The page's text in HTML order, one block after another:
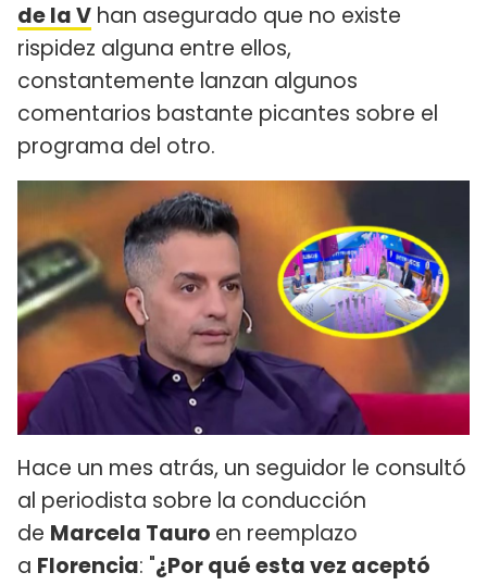
de la V han asegurado que no existe
rispidez alguna entre ellos,
constantemente lanzan algunos
comentarios bastante picantes sobre el
programa del otro.
Hace un mes atrás, un seguidor le consultó
al periodista sobre la conducción
de Marcela Tauro en reemplazo
a Florencia: "¿Por qué esta vez aceptó